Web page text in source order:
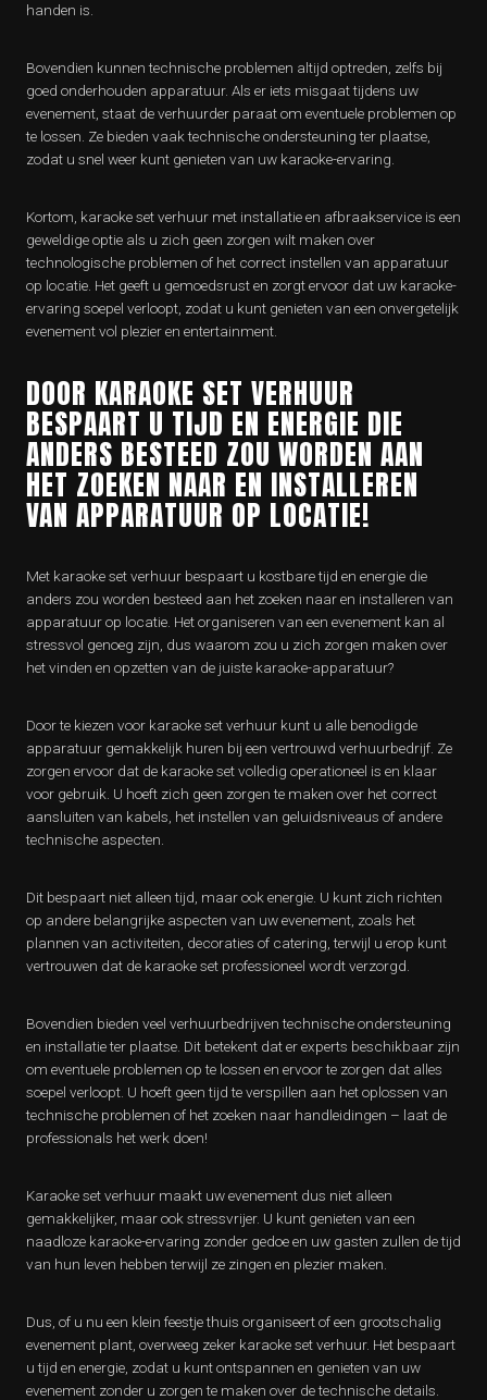
handen is.
Bovendien kunnen technische problemen altijd optreden, zelfs bij
goed onderhouden apparatuur. Als er iets misgaat tijdens uw
evenement, staat de verhuurder paraat om eventuele problemen op
te lossen. Ze bieden vaak technische ondersteuning ter plaatse,
zodat u snel weer kunt genieten van uw karaoke-ervaring.
Kortom, karaoke set verhuur met installatie en afbraakservice is een
geweldige optie als u zich geen zorgen wilt maken over
technologische problemen of het correct instellen van apparatuur
op locatie. Het geeft u gemoedsrust en zorgt ervoor dat uw karaoke-
ervaring soepel verloopt, zodat u kunt genieten van een onvergetelijk
evenement vol plezier en entertainment.
DOOR KARAOKE SET VERHUUR
BESPAART U TIJD EN ENERGIE DIE
ANDERS BESTEED ZOU WORDEN AAN
HET ZOEKEN NAAR EN INSTALLEREN
VAN APPARATUUR OP LOCATIE!
Met karaoke set verhuur bespaart u kostbare tijd en energie die
anders zou worden besteed aan het zoeken naar en installeren van
apparatuur op locatie. Het organiseren van een evenement kan al
stressvol genoeg zijn, dus waarom zou u zich zorgen maken over
het vinden en opzetten van de juiste karaoke-apparatuur?
Door te kiezen voor karaoke set verhuur kunt u alle benodigde
apparatuur gemakkelijk huren bij een vertrouwd verhuurbedrijf. Ze
zorgen ervoor dat de karaoke set volledig operationeel is en klaar
voor gebruik. U hoeft zich geen zorgen te maken over het correct
aansluiten van kabels, het instellen van geluidsniveaus of andere
technische aspecten.
Dit bespaart niet alleen tijd, maar ook energie. U kunt zich richten
op andere belangrijke aspecten van uw evenement, zoals het
plannen van activiteiten, decoraties of catering, terwijl u erop kunt
vertrouwen dat de karaoke set professioneel wordt verzorgd.
Bovendien bieden veel verhuurbedrijven technische ondersteuning
en installatie ter plaatse. Dit betekent dat er experts beschikbaar zijn
om eventuele problemen op te lossen en ervoor te zorgen dat alles
soepel verloopt. U hoeft geen tijd te verspillen aan het oplossen van
technische problemen of het zoeken naar handleidingen – laat de
professionals het werk doen!
Karaoke set verhuur maakt uw evenement dus niet alleen
gemakkelijker, maar ook stressvrijer. U kunt genieten van een
naadloze karaoke-ervaring zonder gedoe en uw gasten zullen de tijd
van hun leven hebben terwijl ze zingen en plezier maken.
Dus, of u nu een klein feestje thuis organiseert of een grootschalig
evenement plant, overweeg zeker karaoke set verhuur. Het bespaart
u tijd en energie, zodat u kunt ontspannen en genieten van uw
evenement zonder u zorgen te maken over de technische details.